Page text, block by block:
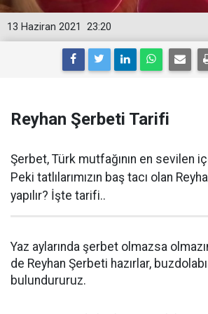
23:20
13 Haziran 2021
Reyhan Şerbeti Tarifi
Şerbet, Türk mutfağının en sevilen
Peki tatlılarımızın baş tacı olan
yapılır? İşte tarifi..
Yaz aylarında şerbet olmazsa
de Reyhan Şerbeti hazırlar,
bulundururuz.